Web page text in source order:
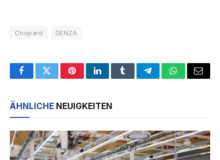
Chopard DENZA
FacebookTwitterPinterestLinkedInTumblrTelegramWhatsApp
Email
ÄHNLICHE NEUIGKEITEN